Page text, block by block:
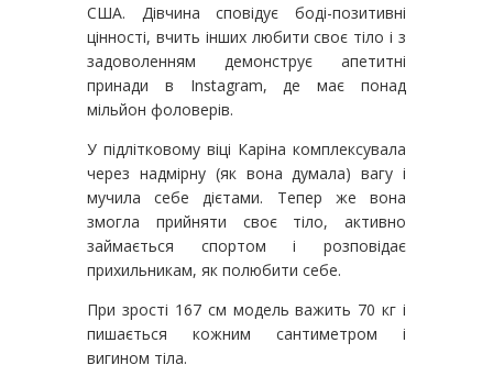
США. Дівчина сповідує боді-позитивні
цінності, вчить інших любити своє тіло і з
задоволенням демонструє апетитні
принади в Instagram, де має понад
мільйон фоловерів.
У підлітковому віці Каріна комплексувала
через надмірну (як вона думала) вагу і
мучила себе дієтами. Тепер же вона
змогла прийняти своє тіло, активно
займається спортом і розповідає
прихильникам, як полюбити себе.
При зрості 167 см модель важить 70 кг і
пишається кожним сантиметром і
вигином тіла.